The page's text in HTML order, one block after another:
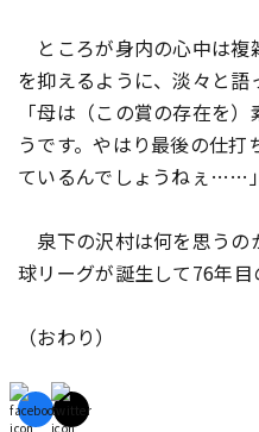
ところが身内の心中は複
を抑えるように、淡々と語
「母は（この賞の存在を
うです。やはり最後の仕
ているんでしょうねぇ……」
泉下の沢村は何を思うの
球リーグが誕生して76年目
（おわり）